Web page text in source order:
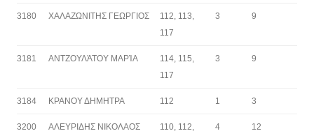
3180 ΧΑΛΑΖΩΝΙΤΗΣ ΓΕΩΡΓΙΟΣ
112, 113,
117
3 9
3181 ΑΝΤΖΟΥΛΆΤΟΥ ΜΑΡΊΑ
114, 115,
117
3 9
3184 ΚΡΑΝΟΥ ΔΗΜΗΤΡΑ 112 1 3
3200 ΑΛΕΥΡΙΔΗΣ ΝΙΚΟΛΑΟΣ
110, 112,
4 12